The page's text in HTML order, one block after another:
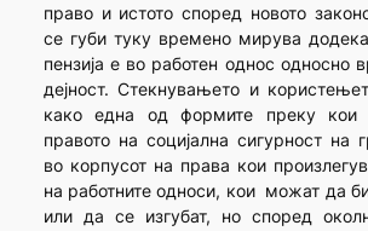
право и истото според новото
се губи туку времено мирува
пензија е во работен однос односно
дејност. Стекнувањето и
како една од формите преку кои
правото на социјална сигурност на
во корпусот на права кои
на работните односи, кои можат да
или да се изгубат, но според